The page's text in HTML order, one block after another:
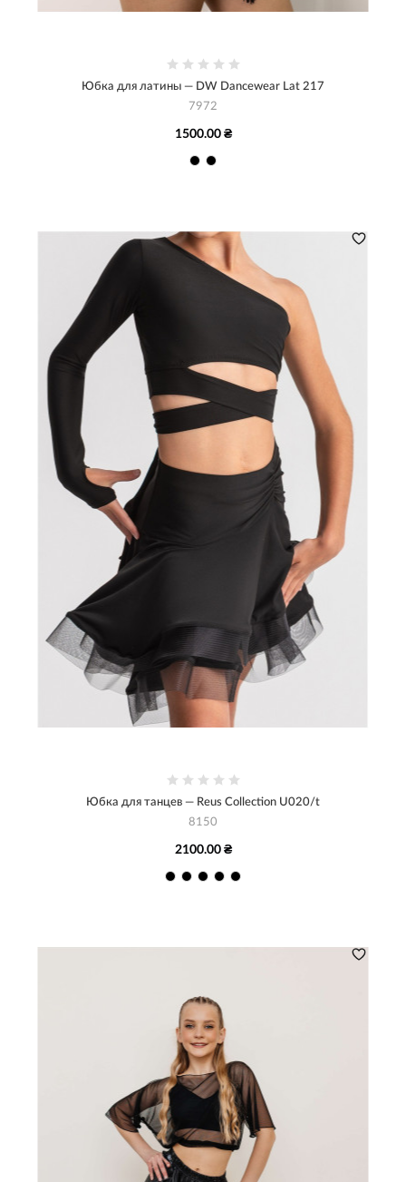
Юбка для латины — DW Dancewear Lat 217
7972
1500.00 ₴
Юбка для танцев — Reus Collection U020/t
8150
2100.00 ₴